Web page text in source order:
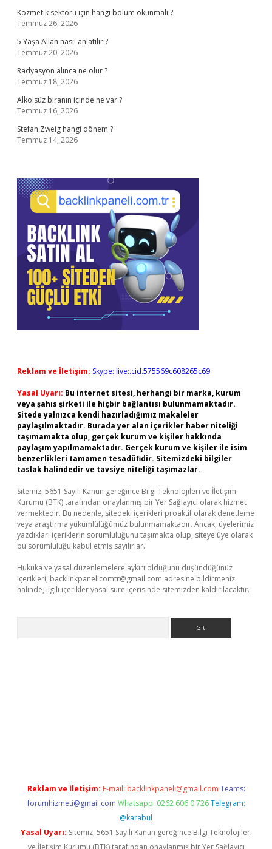
Kozmetik sektörü için hangi bölüm okunmalı ?
Temmuz 26, 2026
5 Yaşa Allah nasıl anlatılır ?
Temmuz 20, 2026
Radyasyon alınca ne olur ?
Temmuz 18, 2026
Alkolsüz biranın içinde ne var ?
Temmuz 16, 2026
Stefan Zweig hangi dönem ?
Temmuz 14, 2026
Reklam ve İletişim: Skype: live:.cid.575569c608265c69
Yasal Uyarı: Bu internet sitesi, herhangi bir marka, kurum
veya şahıs şirketi ile hiçbir bağlantısı bulunmamaktadır.
Sitede yalnızca kendi hazırladığımız makaleler
paylaşılmaktadır. Burada yer alan içerikler haber niteliği
taşımamakta olup, gerçek kurum ve kişiler hakkında
paylaşım yapılmamaktadır. Gerçek kurum ve kişiler ile isim
benzerlikleri tamamen tesadüfidir. Sitemizdeki bilgiler
taslak halindedir ve tavsiye niteliği taşımazlar.
Sitemiz, 5651 Sayılı Kanun gereğince Bilgi Teknolojileri ve İletişim
Kurumu (BTK) tarafından onaylanmış bir Yer Sağlayıcı olarak hizmet
vermektedir. Bu nedenle, sitedeki içerikleri proaktif olarak denetleme
veya araştırma yükümlülüğümüz bulunmamaktadır. Ancak, üyelerimiz
yazdıkları içeriklerin sorumluluğunu taşımakta olup, siteye üye olarak
bu sorumluluğu kabul etmiş sayılırlar.
Hukuka ve yasal düzenlemelere aykırı olduğunu düşündüğünüz
içerikleri, backlinkpanelicomtr@gmail.com adresine bildirmeniz
halinde, ilgili içerikler yasal süre içerisinde sitemizden kaldırılacaktır.
Reklam ve İletişim: E-mail: backlinkpaneli@gmail.com Teams:
forumhizmeti@gmail.com Whatsapp: 0262 606 0 726 Telegram:
@karabul
Yasal Uyarı: Sitemiz, 5651 Sayılı Kanun gereğince Bilgi Teknolojileri
ve İletişim Kurumu (BTK) tarafından onaylanmış bir Yer Sağlayıcı